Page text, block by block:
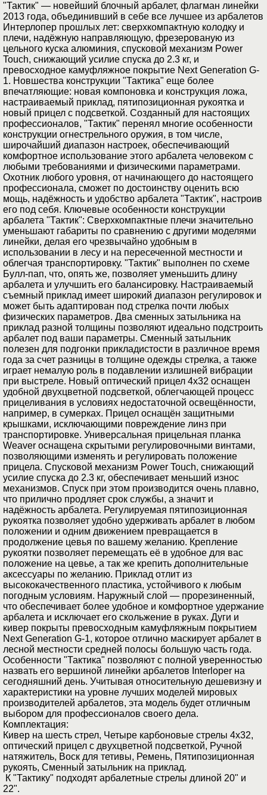
"Тактик" — новейший блочный арбалет, флагман линейки
2013 года, объединивший в себе все лучшее из арбалетов
Интерлопер прошлых лет: сверхкомпактную колодку и
плечи, надёжную направляющую, фрезерованую из
цельного куска алюминия, спусковой механизм Power
Touch, снижающий усилие спуска до 2.3 кг, и
превосходное камуфляжное покрытие Next Generation G-
1. Новшества конструкции "Тактика" еще более
впечатляющие: новая компоновка и конструкция ложа,
настраиваемый приклад, пятипозиционная рукоятка и
новый прицел с подсветкой. Созданный для настоящих
профессионалов, "Тактик" перенял многие особенности
конструкции огнестрельного оружия, в том числе,
широчайший диапазон настроек, обеспечивающий
комфортное использование этого арбалета человеком с
любыми требованиями и физическими параметрами.
Охотник любого уровня, от начинающего до настоящего
профессионала, сможет по достоинству оценить всю
мощь, надёжность и удобство арбалета "Тактик", настроив
его под себя. Ключевые особенности конструкции
арбалета "Тактик": Сверхкомпактные плечи значительно
уменьшают габариты по сравнению с другими моделями
линейки, делая его чрезвычайно удобным в
использовании в лесу и на пересеченной местности и
облегчая транспортировку. "Тактик" выполнен по схеме
Булл-пап, что, опять же, позволяет уменьшить длину
арбалета и улучшить его балансировку. Настраиваемый
съемный приклад имеет широкий диапазон регулировок и
может быть адаптирован под стрелка почти любых
физических параметров. Два сменных затыльника на
приклад разной толщины позволяют идеально подстроить
арбалет под ваши параметры. Сменный затыльник
полезен для подгонки прикладистости в различное время
года за счет разницы в толщине одежды стрелка, а также
играет немалую роль в подавлении излишней вибрации
при выстреле. Новый оптический прицел 4х32 оснащен
удобной двухцветной подсветкой, облегчающей процесс
прицеливания в условиях недостаточной освещённости,
например, в сумерках. Прицел оснащён защитными
крышками, исключающими повреждение линз при
транспортировке. Универсальная прицельная планка
Weaver оснащена скрытыми регулировочными винтами,
позволяющими изменять и регулировать положение
прицела. Спусковой механизм Power Touch, снижающий
усилие спуска до 2.3 кг, обеспечивает меньший износ
механизмов. Спуск при этом производится очень плавно,
что прилично продляет срок службы, а значит и
надёжность арбалета. Регулируемая пятипозиционная
рукоятка позволяет удобно удерживать арбалет в любом
положении и одним движением превращается в
продолжение цевья по вашему желанию. Крепление
рукоятки позволяет перемещать её в удобное для вас
положение на цевье, а так же крепить дополнительные
аксессуары по желанию. Приклад отлит из
высококачественного пластика, устойчивого к любым
погодным условиям. Наружный слой — прорезиненный,
что обеспечивает более удобное и комфортное удержание
арбалета и исключает его скольжение в руках. Дуги и
кивер покрыты превосходным камуфляжным покрытием
Next Generation G-1, которое отлично маскирует арбалет в
лесной местности средней полосы большую часть года.
Особенности "Тактика" позволяют с полной уверенностью
назвать его вершиной линейки арбалетов Interloper на
сегодняшний день. Учитывая относительную дешевизну и
характеристики на уровне лучших моделей мировых
производителей арбалетов, эта модель будет отличным
выбором для профессионалов своего дела.
Комплектация:
Кивер на шесть стрел, Четыре карбоновые стрелы 4х32,
оптический прицел с двухцветной подсветкой, Ручной
натяжитель, Воск для тетивы, Ремень, Пятипозиционная
рукоять, Сменный затыльник на приклад.
К "Тактику" подходят арбалетные стрелы длиной 20" и
22".